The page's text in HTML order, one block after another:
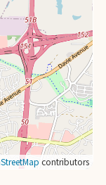
contributors